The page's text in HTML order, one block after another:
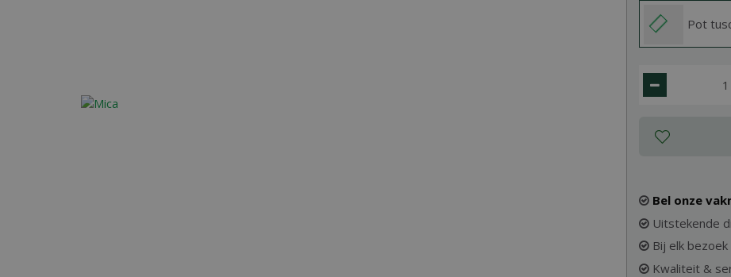
Pot
Bel onze
Uitstekende
Bij elk
Kwaliteit &